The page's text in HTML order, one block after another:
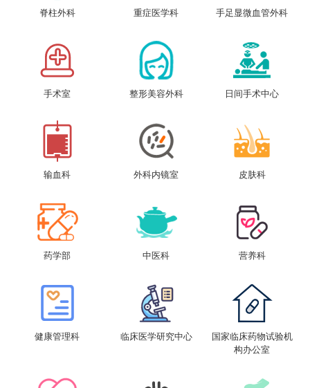
脊柱外科 重症医学科 手足显微血管外科
手术室 整形美容外科 日间手术中心
输血科 外科内镜室 皮肤科
药学部 中医科 营养科
健康管理科 临床医学研究中心
国家临床药物试验机
构办公室